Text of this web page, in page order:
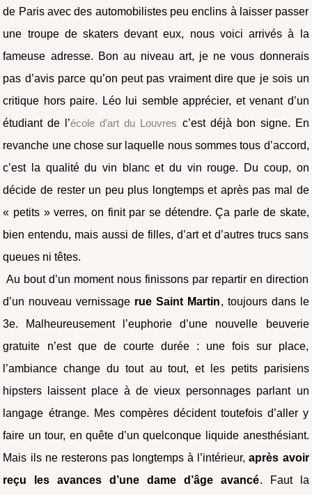
de Paris avec des automobilistes peu enclins à laisser passer
une troupe de skaters devant eux, nous voici arrivés à la
fameuse adresse. Bon au niveau art, je ne vous donnerais
pas d’avis parce qu’on peut pas vraiment dire que je sois un
critique hors paire. Léo lui semble apprécier, et venant d’un
étudiant de l’école d’art du Louvres c’est déjà bon signe. En
revanche une chose sur laquelle nous sommes tous d’accord,
c’est la qualité du vin blanc et du vin rouge. Du coup, on
décide de rester un peu plus longtemps et après pas mal de
« petits » verres, on finit par se détendre. Ça parle de skate,
bien entendu, mais aussi de filles, d’art et d’autres trucs sans
queues ni têtes.
Au bout d’un moment nous finissons par repartir en direction
d’un nouveau vernissage rue Saint Martin, toujours dans le
3e. Malheureusement l’euphorie d’une nouvelle beuverie
gratuite n’est que de courte durée : une fois sur place,
l’ambiance change du tout au tout, et les petits parisiens
hipsters laissent place à de vieux personnages parlant un
langage étrange. Mes compères décident toutefois d’aller y
faire un tour, en quête d’un quelconque liquide anesthésiant.
Mais ils ne resterons pas longtemps à l’intérieur,après avoir
reçu les avances d’une dame d’âge avancé. Faut la